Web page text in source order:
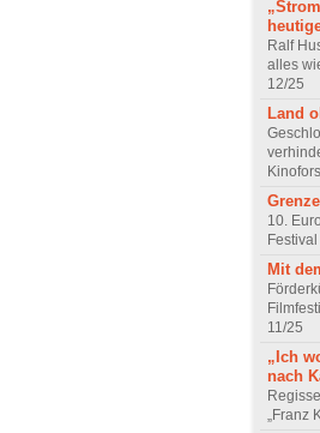
Ralf
alles
12/25
Land
10.
Mit
11/25
„Ich
nach
„Franz